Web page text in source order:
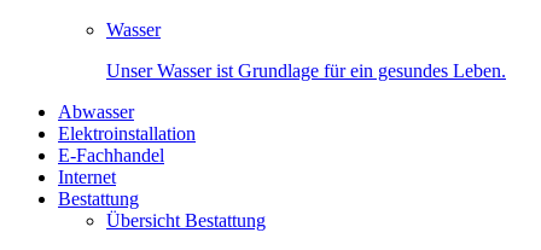
Wasser
Unser Wasser ist Grundlage für ein gesundes Leben.
Abwasser
Elektroinstallation
E-Fachhandel
Internet
Bestattung
Übersicht Bestattung